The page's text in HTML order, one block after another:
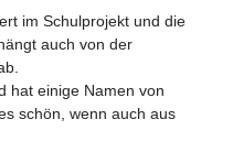
im Schulprojekt und die
auch von der
hat einige Namen von
schön, wenn auch aus